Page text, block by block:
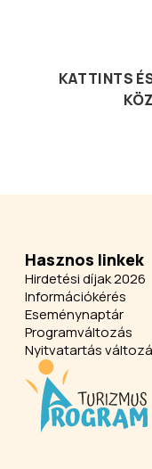
KATTINTS
Hasznos linkek
Hirdetési díjak 2026
Információkérés
Eseménynaptár
Programváltozás
Nyitvatartás